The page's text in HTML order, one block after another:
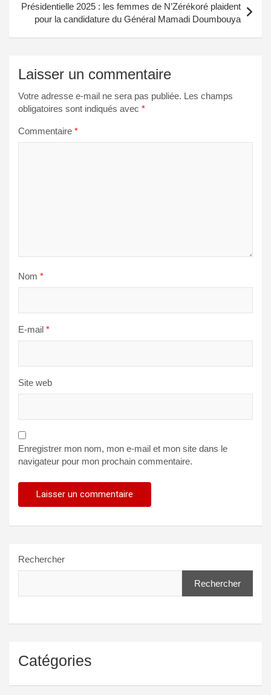
Présidentielle 2025 : les femmes de N’Zérékoré plaident
pour la candidature du Général Mamadi Doumbouya
Laisser un commentaire
Votre adresse e-mail ne sera pas publiée. Les champs
obligatoires sont indiqués avec *
Commentaire *
Nom *
E-mail *
Site web
Enregistrer mon nom, mon e-mail et mon site dans le
navigateur pour mon prochain commentaire.
Rechercher
Rechercher
Catégories